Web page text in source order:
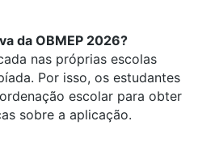
da OBMEP 2026?
nas próprias escolas
Por isso, os estudantes
escolar para obter
sobre a aplicação.